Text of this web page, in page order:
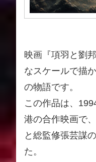
映画『項羽と劉
なスケールで描
の物語です。
この作品は、
港の合作映画で
と総監修張芸謀
た。